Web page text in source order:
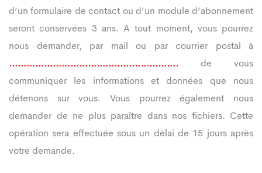
d’un formulaire de contact ou d’un module d’abonnement
seront conservées 3 ans. A tout moment, vous pourrez
nous demander, par mail ou par courrier postal à
…………………………………………………. de vous
communiquer les informations et données que nous
détenons sur vous. Vous pourrez également nous
demander de ne plus paraître dans nos fichiers. Cette
opération sera effectuée sous un délai de 15 jours après
votre demande.